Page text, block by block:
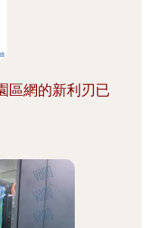
區網的新利刃已